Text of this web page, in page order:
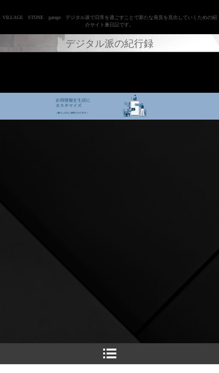
デジタル派の紀行録
VILLAGE STONE garage デジタル派で日常を過ごすことで新たな発見を見出していくための紹
介サイト兼日記です。